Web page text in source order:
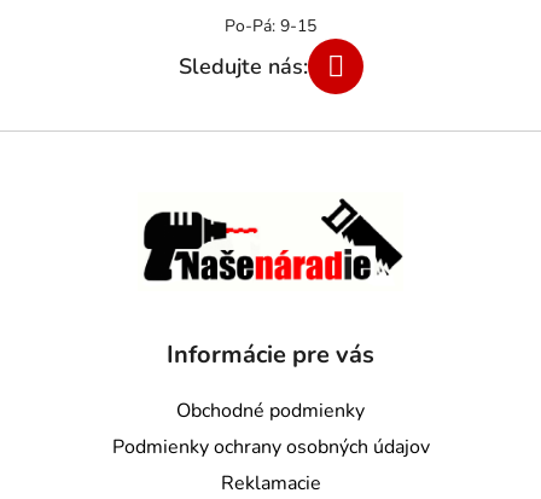
Informácie pre vás
Obchodné podmienky
Podmienky ochrany osobných údajov
Reklamacie